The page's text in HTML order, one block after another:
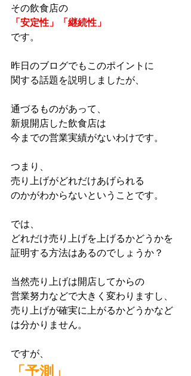
その飲食店の
「安定性」「継続性」
です。
昨日のブログでもこのポイントに
関する話題を説明しましたが、
通づるものがあって、
新規開店した飲食店は
今までの営業実績がないわけです。
つまり、
売り上げがどれだけあげられる
のかがわからないということです。
では、
どれだけ売り上げを上げるかどうかを
証明する方法はあるのでしょうか？
当然売り上げは開店してからの
営業努力などで大きく変わりますし、
売り上げが確実に上がるかどうかなど
は分かりません。
ですが、
「予測」